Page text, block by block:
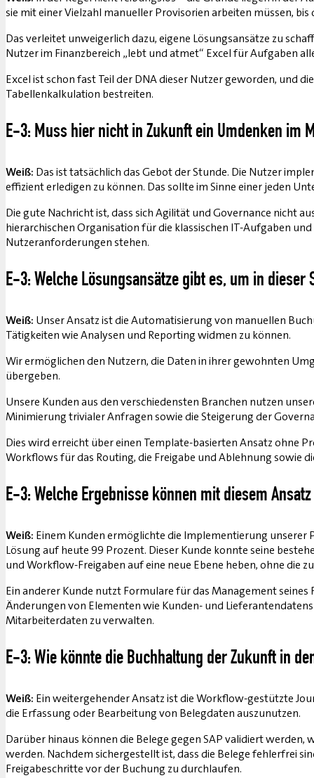
sie mit einer Vielzahl manueller Provisorien arbeiten müssen,
Das verleitet unweigerlich dazu, eigene Lösungsansätze zu
Nutzer im Finanzbereich „lebt und atmet“ Excel für Aufgaben
Excel ist schon fast Teil der DNA dieser Nutzer geworden, und
Tabellenkalkulation bestreiten.
E-3: Muss hier nicht in Zukunft ein Umdenken im
Weiß: Das ist tatsächlich das Gebot der Stunde. Die Nutzer
effizient erledigen zu können. Das sollte im Sinne einer jeden
Die gute Nachricht ist, dass sich Agilität und Governance nicht
hierarchischen Organisation für die klassischen IT-Aufgaben
Nutzeranforderungen stehen.
E-3: Welche Lösungsansätze gibt es, um in dieser
Weiß: Unser Ansatz ist die Automatisierung von manuellen
Tätigkeiten wie Analysen und Reporting widmen zu können.
Wir ermöglichen den Nutzern, die Daten in ihrer gewohnten
übergeben.
Unsere Kunden aus den verschiedensten Branchen nutzen
Minimierung trivialer Anfragen sowie die Steigerung der
Dies wird erreicht über einen Template-basierten Ansatz ohne
Workflows für das Routing, die Freigabe und Ablehnung sowie
E-3: Welche Ergebnisse können mit diesem
Weiß: Einem Kunden ermöglichte die Implementierung
Lösung auf heute 99 Prozent. Dieser Kunde konnte seine
und Workflow-Freigaben auf eine neue Ebene heben, ohne die
Ein anderer Kunde nutzt Formulare für das Management
Änderungen von Elementen wie Kunden- und
Mitarbeiterdaten zu verwalten.
E-3: Wie könnte die Buchhaltung der Zukunft in
Weiß: Ein weitergehender Ansatz ist die Workflow-gestützte
die Erfassung oder Bearbeitung von Belegdaten auszunutzen.
Darüber hinaus können die Belege gegen SAP validiert
werden. Nachdem sichergestellt ist, dass die Belege fehlerfrei
Freigabeschritte vor der Buchung zu durchlaufen.